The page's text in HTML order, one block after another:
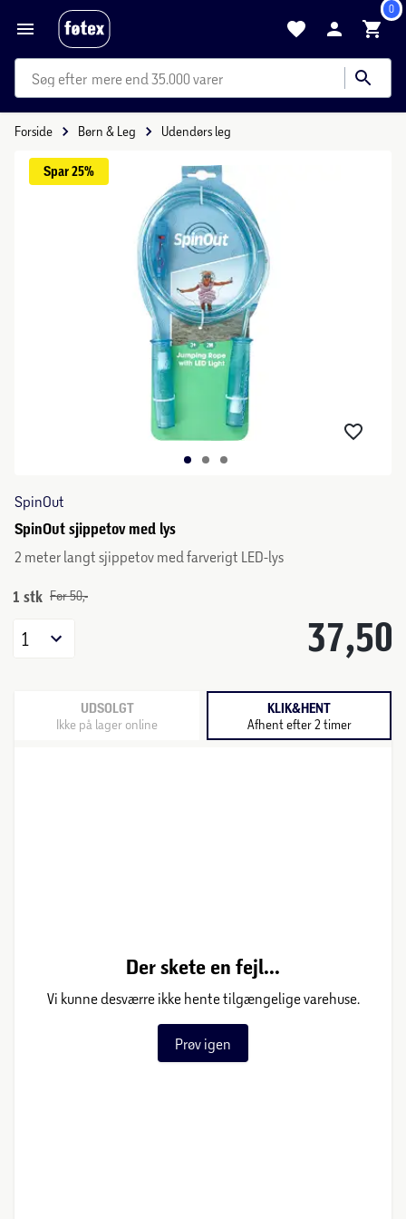
0
mere end 35.000 varer
Forside Børn & Leg Udendørs leg
Spar 25%
SpinOut
SpinOut sjippetov med lys
2 meter langt sjippetov med farverigt LED-lys
1 stk Før 50,-
37,50
1
UDSOLGT
Ikke på lager online
KLIK&HENT
Afhent efter 2 timer
Der skete en fejl...
Vi kunne desværre ikke hente tilgængelige varehuse.
Prøv igen